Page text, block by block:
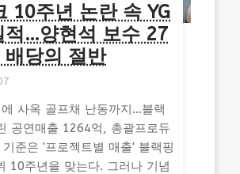
10주년 논란 속 YG
적…양현석 보수 27
배당의 절반
사옥 골프채 난동까지…블랙
공연매출 1264억, 총괄프로듀
준은 '프로젝트별 매출' 블랙핑
10주년을 맞는다. 그러나 기념